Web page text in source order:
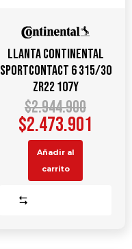
Llanta CONTINENTAL
Sportcontact 6 315/30
ZR22 107Y
$2.944.900
$2.473.901
Añadir al
carrito